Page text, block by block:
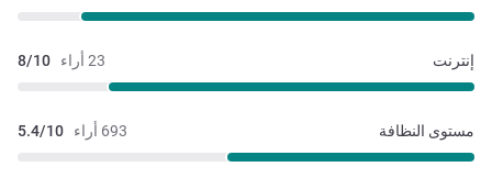
23 أراء 8/10 إنترنت
693 أراء 5.4/10 مستوى النظافة